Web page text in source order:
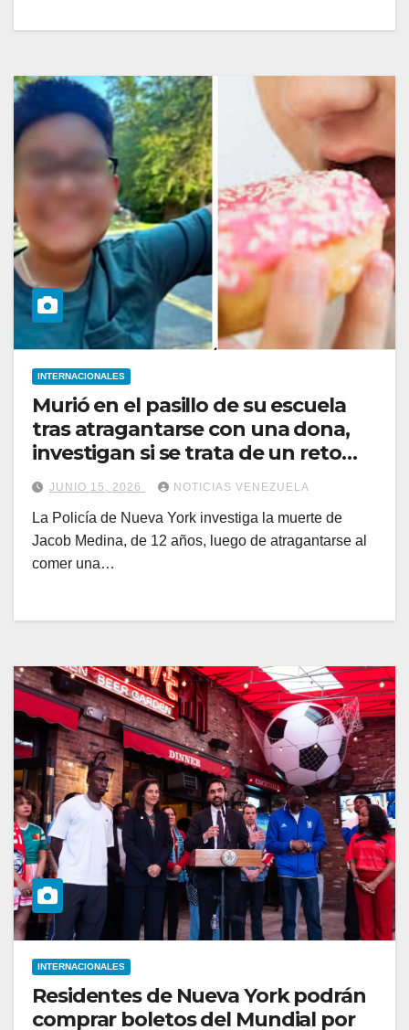
INTERNACIONALES
Murió en el pasillo de su escuela
tras atragantarse con una dona,
investigan si se trata de un reto
viral
JUNIO 15, 2026 NOTICIAS VENEZUELA
La Policía de Nueva York investiga la muerte de
Jacob Medina, de 12 años, luego de atragantarse al
comer una…
INTERNACIONALES
Residentes de Nueva York podrán
comprar boletos del Mundial por